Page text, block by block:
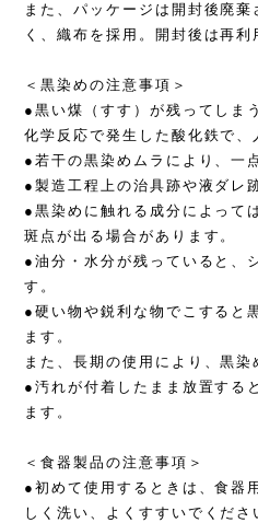
また、パッケージは開封後廃
く、織布を採用。開封後は再利
＜黒染めの注意事項＞
●黒い煤（すす）が残ってしま
化学反応で発生した酸化鉄で、
●若干の黒染めムラにより、一
●製造工程上の治具跡や液ダレ
●黒染めに触れる成分によって
斑点が出る場合があります。
●油分・水分が残っていると、
す。
●硬い物や鋭利な物でこすると
ます。
また、長期の使用により、黒染
●汚れが付着したまま放置する
ます。
＜食器製品の注意事項＞
●初めて使用するときは、食器
しく洗い、よくすすいでくださ